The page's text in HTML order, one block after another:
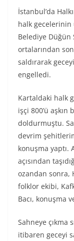
İstanbul’da
halk gecelerinin
Belediye Düğün
ortalarından
saldırarak
engelledi.
Kartaldaki halk
işçi 800’ü aşkın
doldurmuştu.
devrim
konuşma yaptı.
açısından
ozandan sonra,
folklor ekibi,
Bacı, konuşma
Sahneye çıkma
itibaren geceyi